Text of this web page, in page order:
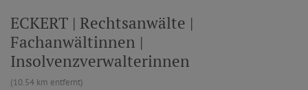
ECKERT | Rechtsanwälte |
Fachanwältinnen |
Insolvenzverwalterinnen
(10.54 km entfernt)